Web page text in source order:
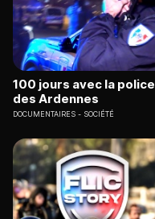
100 jours avec la police
des Ardennes
DOCUMENTAIRES SOCIÉTÉ